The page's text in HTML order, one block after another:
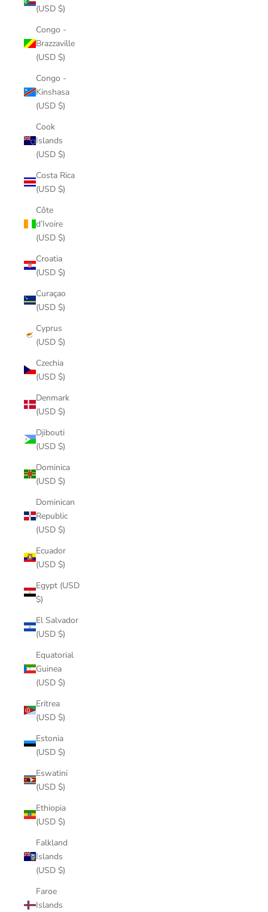
(USD $)
Congo -
Brazzaville
(USD $)
Congo -
Kinshasa
(USD $)
Cook
Islands
(USD $)
Costa Rica
(USD $)
Côte
d’Ivoire
(USD $)
Croatia
(USD $)
Curaçao
(USD $)
Cyprus
(USD $)
Czechia
(USD $)
Denmark
(USD $)
Djibouti
(USD $)
Dominica
(USD $)
Dominican
Republic
(USD $)
Ecuador
(USD $)
Egypt (USD
$)
El Salvador
(USD $)
Equatorial
Guinea
(USD $)
Eritrea
(USD $)
Estonia
(USD $)
Eswatini
(USD $)
Ethiopia
(USD $)
Falkland
Islands
(USD $)
Faroe
Islands